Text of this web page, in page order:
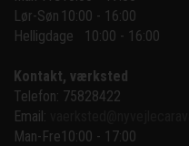
Lør-Søn 10:00 - 16:00
Helligdage   10:00 - 16:00
Kontakt, værksted
Telefon: 75828422
Email:
Man-Fre10:00 - 17:00